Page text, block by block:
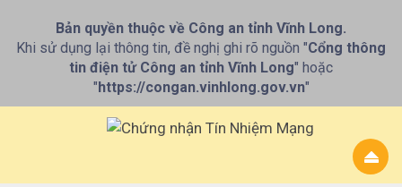
Bản quyền thuộc về Công an tỉnh Vĩnh Long.
Khi sử dụng lại thông tin, đề nghị ghi rõ nguồn "Cổng thông
tin điện tử Công an tỉnh Vĩnh Long" hoặc
"https://congan.vinhlong.gov.vn"